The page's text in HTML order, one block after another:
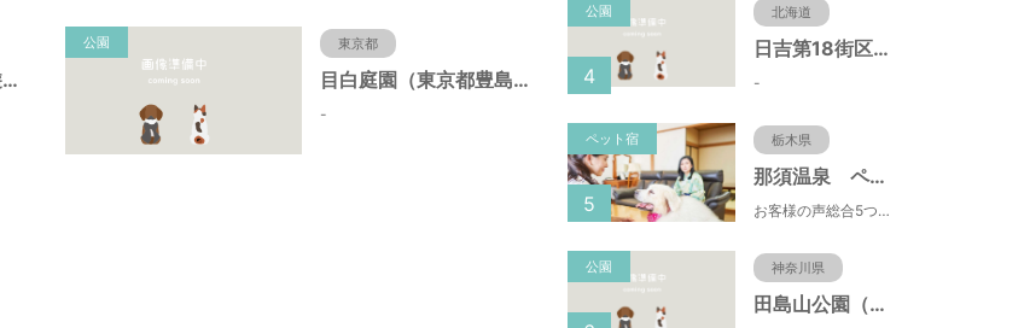
染井の杜広場仮児童遊園（東京都豊島区）
公園 東京都
目白庭園（東京都豊島区）
-
公園 北海道
日吉第18街区公園（北海道函館市）
-
4
ペット宿 栃木県
那須温泉 ペット＆スパホテル 那須ワン
お客様の声総合5つ星■1日限定４組貸切風呂■室内ドッグランあり♪
5
公園 神奈川県
田島山公園（神奈川県藤沢市）